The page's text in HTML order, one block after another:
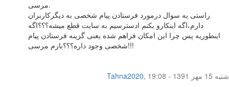
.مرسی
راستی یه سوال درمورد فرستادن پیام شخصی به دیگرکاربران
دارم،اگه اینکارو بکنم ادسترسیم به سایت قطع میشه؟؟؟اگه
اینطوریه پس چرا این امکان فراهم شده یعنی گزینه فرستادن پیام
شخصی وجود داره؟؟؟بازم مرسی!!!
Tahna2020,
شنبه 15 مهر 1391 - 19:08